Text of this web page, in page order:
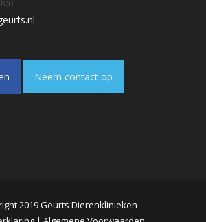
Neem contact op
2019 Geurts Dierenklinieken